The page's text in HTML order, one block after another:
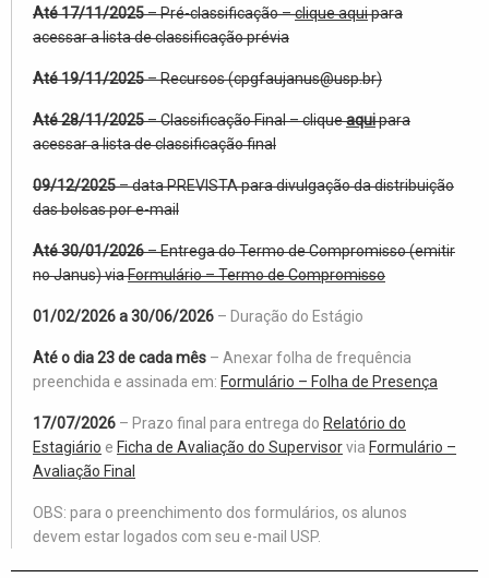
Até 17/11/2025– Pré-classificação –clique aquipara
acessar a lista de classificação prévia
Até 19/11/2025– Recursos (cpgfaujanus@usp.br)
Até 28/11/2025– Classificação Final – cliqueaquipara
acessar a lista de classificação final
09/12/2025– data PREVISTA para divulgação da distribuição
das bolsas por e-mail
Até 30/01/2026– Entrega do Termo de Compromisso (emitir
no Janus) viaFormulário – Termo de Compromisso
01/02/2026 a 30/06/2026 – Duração do Estágio
Até o dia 23 de cada mês – Anexar folha de frequência
preenchida e assinada em: Formulário – Folha de Presença
17/07/2026 – Prazo final para entrega do Relatório do
Estagiário e Ficha de Avaliação do Supervisorvia Formulário –
Avaliação Final
OBS: para o preenchimento dos formulários, os alunos
devem estar logados com seu e-mail USP.